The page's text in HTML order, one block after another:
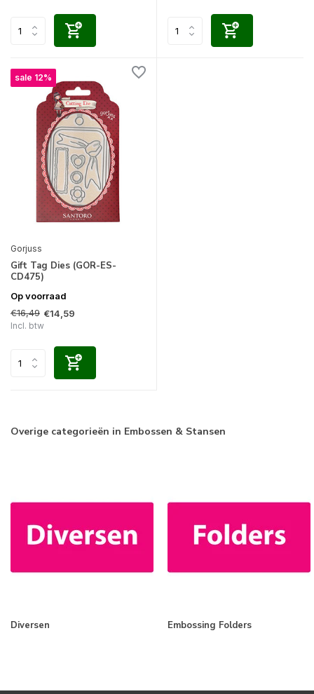
sale 12%
Gorjuss
Gift Tag Dies (GOR-ES-
CD475)
Op voorraad
€16,49 €14,59
Incl. btw
Overige categorieën in Embossen & Stansen
Diversen Embossing Folders